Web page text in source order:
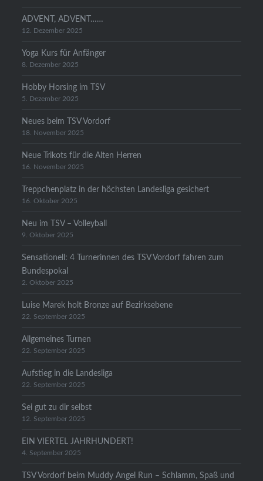
ADVENT, ADVENT……
12. Dezember 2025
Yoga Kurs für Anfänger
8. Dezember 2025
Hobby Horsing im TSV
5. Dezember 2025
Neues beim TSV Vordorf
18. November 2025
Neue Trikots für die Alten Herren
16. November 2025
Treppchenplatz in der höchsten Landesliga gesichert
16. Oktober 2025
Neu im TSV – Volleyball
9. Oktober 2025
Sensationell: 4 Turnerinnen des TSV Vordorf fahren zum
Bundespokal
2. Oktober 2025
Luise Marek holt Bronze auf Bezirksebene
22. September 2025
Allgemeines Turnen
22. September 2025
Aufstieg in die Landesliga
22. September 2025
Sei gut zu dir selbst
12. September 2025
EIN VIERTEL JAHRHUNDERT!
4. September 2025
TSV Vordorf beim Muddy Angel Run – Schlamm, Spaß und